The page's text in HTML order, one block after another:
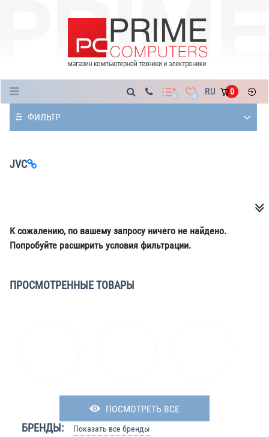
0 0 RU 0
ФИЛЬТР
JVC
К сожалению, по вашему запросу ничего не найдено.
Попробуйте расширить условия фильтрации.
ПРОСМОТРЕННЫЕ ТОВАРЫ
ПОСМОТРЕТЬ ВСЕ
БРЕНДЫ: Показать все бренды